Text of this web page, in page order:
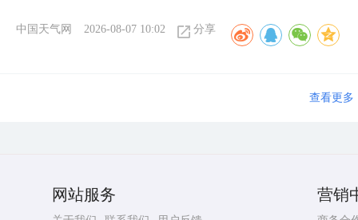
中国天气网 2026-08-07 10:02 分享
查看更多
网站服务 营销